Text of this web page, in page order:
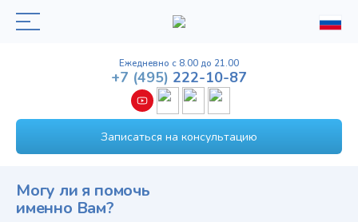
Ежедневно с 8.00 до 21.00
Записаться на консультацию
+7 (495) 222-10-87
Могу ли я помочь
именно Вам?